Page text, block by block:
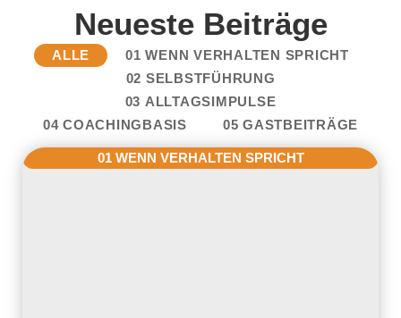
Neueste Beiträge
01 WENN VERHALTEN SPRICHT
02 SELBSTFÜHRUNG
03 ALLTAGSIMPULSE
04 COACHINGBASIS
05 GASTBEITRÄGE
ALLE
01 WENN VERHALTEN SPRICHT